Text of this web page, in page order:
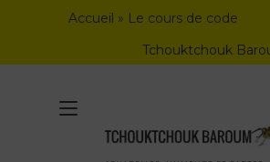
Accueil » Le cours de code
Tchouktchouk
Toggle
navigation